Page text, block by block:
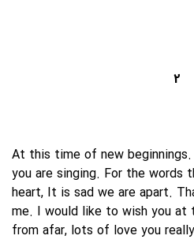
2
At this time of new
you are singing. For the words
heart, It is sad we are apart.
me. I would like to wish you at
from afar, lots of love you